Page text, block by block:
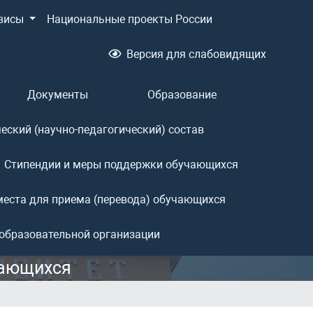
Национальные проекты России
Версия для слабовидящих
Документы Образование
(научно-педагогический) состав
Стипендии и меры поддержки обучающихся
для приема (перевода) обучающихся
организации